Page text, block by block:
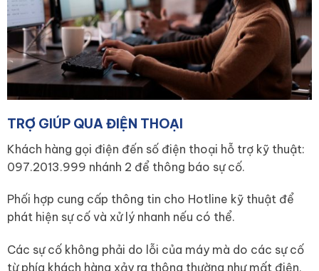
TRỢ GIÚP QUA ĐIỆN THOẠI
Khách hàng gọi điện đến số điện thoại hỗ trợ kỹ thuật:
097.2013.999 nhánh 2 để thông báo sự cố.
Phối hợp cung cấp thông tin cho Hotline kỹ thuật để
phát hiện sự cố và xử lý nhanh nếu có thể.
Các sự cố không phải do lỗi của máy mà do các sự cố
từ phía khách hàng xảy ra thông thường như mất điện,